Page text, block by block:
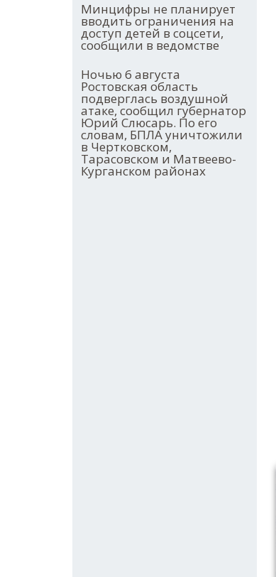
Минцифры не планирует
вводить ограничения на
доступ детей в соцсети,
сообщили в ведомстве
Ночью 6 августа
Ростовская область
подверглась воздушной
атаке, сообщил губернатор
Юрий Слюсарь. По его
словам, БПЛА уничтожили
в Чертковском,
Тарасовском и Матвеево-
Курганском районах